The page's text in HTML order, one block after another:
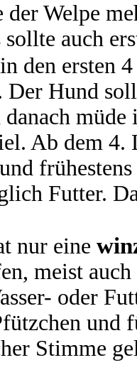
der Welpe
sollte auch
in den ersten
Der Hund
danach
Ab dem 4.
Futter.
nur eine
meist
oder
und
Stimme